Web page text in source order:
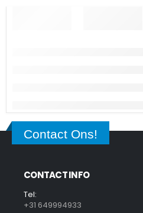
Contact Ons!
CONTACT INFO
Tel:
+31 649994933